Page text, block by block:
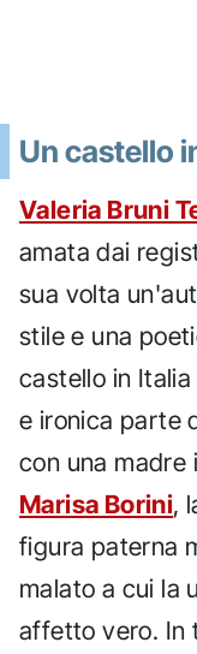
Un castello
Valeria Bruni
amata dai
sua volta
stile e una
castello in
e ironica parte
con una
Marisa Borini,
figura paterna
malato a cui la
affetto vero. In